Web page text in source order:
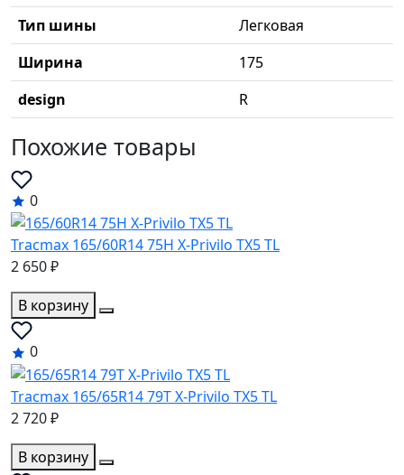
Тип шины
Легковая
Ширина
175
design
R
Похожие товары
0
Tracmax 165/60R14 75H X-Privilo TX5 TL
2 650 ₽
В корзину
0
Tracmax 165/65R14 79T X-Privilo TX5 TL
2 720 ₽
В корзину